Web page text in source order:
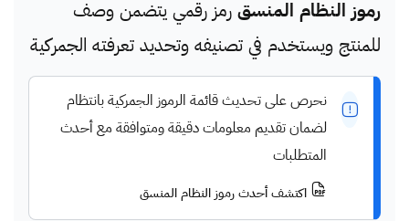
رموز النظام المنسق رمز رقمي يتضمن وصف
للمنتج ويستخدم في تصنيفه وتحديد تعرفته الجمركية
نحرص على تحديث قائمة الرموز الجمركية بانتظام
لضمان تقديم معلومات دقيقة ومتوافقة مع أحدث
المتطلبات
اكتشف أحدث رموز النظام المنسق